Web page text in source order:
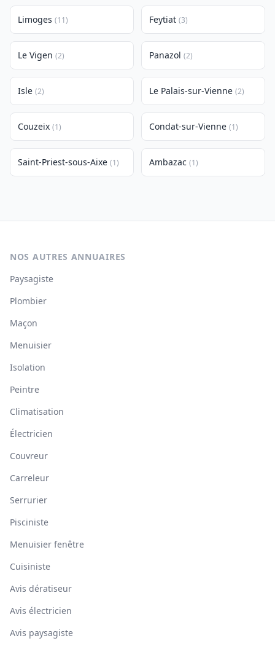
Limoges (11) Feytiat (3)
Le Vigen (2) Panazol (2)
Isle (2) Le Palais-sur-Vienne (2)
Couzeix (1) Condat-sur-Vienne (1)
Saint-Priest-sous-Aixe (1) Ambazac (1)
NOS AUTRES ANNUAIRES
Paysagiste
Plombier
Maçon
Menuisier
Isolation
Peintre
Climatisation
Électricien
Couvreur
Carreleur
Serrurier
Pisciniste
Menuisier fenêtre
Cuisiniste
Avis dératiseur
Avis électricien
Avis paysagiste